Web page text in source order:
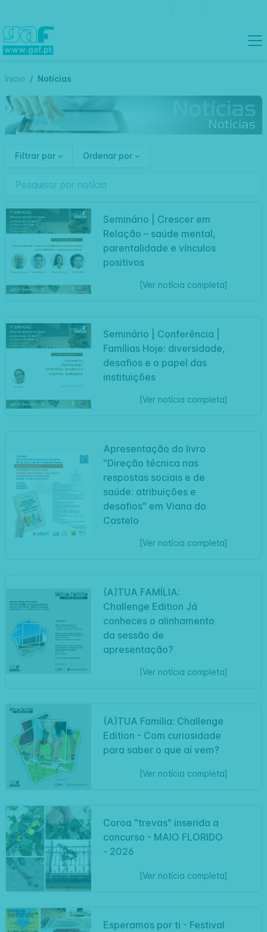
Inicio Notícias
Filtrar por Ordenar por
Seminário | Crescer em
Relação – saúde mental,
parentalidade e vínculos
positivos
[Ver notícia completa]
Seminário | Conferência |
Famílias Hoje: diversidade,
desafios e o papel das
instituições
[Ver notícia completa]
Apresentação do livro
"Direção técnica nas
respostas sociais e de
saúde: atribuições e
desafios" em Viana do
Castelo
[Ver notícia completa]
(A)TUA FAMÍLIA:
Challenge Edition Já
conheces o alinhamento
da sessão de
apresentação?
[Ver notícia completa]
(A)TUA Família: Challenge
Edition - Com curiosidade
para saber o que aí vem?
[Ver notícia completa]
Coroa "trevas" inserida a
concurso - MAIO FLORIDO
- 2026
[Ver notícia completa]
Esperamos por ti - Festival